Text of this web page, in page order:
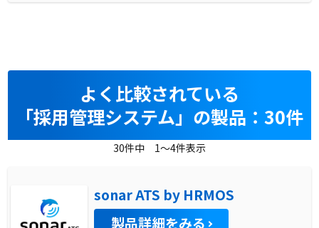
よく比較されている
「採用管理システム」の製品：30件
30件中 1～4件表示
sonar ATS by HRMOS
製品詳細をみる